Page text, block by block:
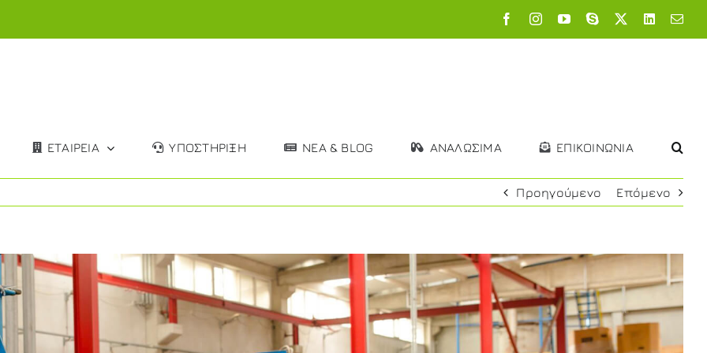
FacebookInstagramYouTube
Skype LinkedIn
ΕΤΑΙΡΕΙΑ ΥΠΟΣΤΗΡΙΞΗ ΝΕΑ & BLOG ΑΝΑΛΩΣΙΜΑ ΕΠΙΚΟΙΝΩΝΙΑ
Προηγούμενο Επόμενο